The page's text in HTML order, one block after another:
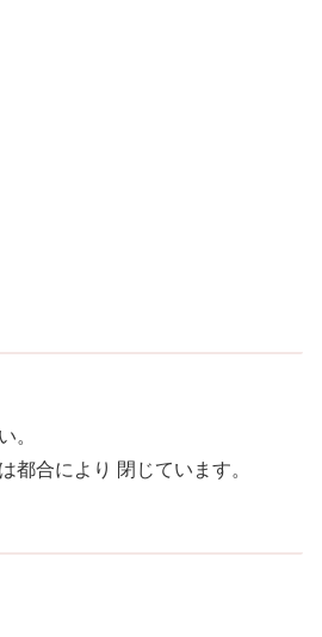
。
都合により 閉じています。